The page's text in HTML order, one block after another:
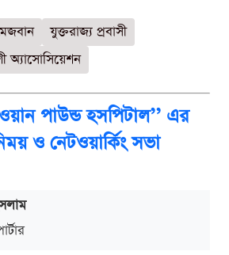
যুক্তরাজ্য প্রবাসী
অ্যাসোসিয়েশন
পাউন্ড হসপিটাল’’ এর
ও নেটওয়ার্কিং সভা